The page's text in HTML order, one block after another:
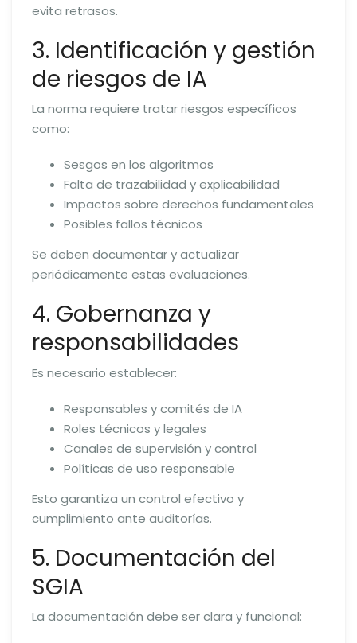
evita retrasos.
3. Identificación y gestión
de riesgos de IA
La norma requiere tratar riesgos específicos
como:
Sesgos en los algoritmos
Falta de trazabilidad y explicabilidad
Impactos sobre derechos fundamentales
Posibles fallos técnicos
Se deben documentar y actualizar
periódicamente estas evaluaciones.
4. Gobernanza y
responsabilidades
Es necesario establecer:
Responsables y comités de IA
Roles técnicos y legales
Canales de supervisión y control
Políticas de uso responsable
Esto garantiza un control efectivo y
cumplimiento ante auditorías.
5. Documentación del
SGIA
La documentación debe ser clara y funcional: